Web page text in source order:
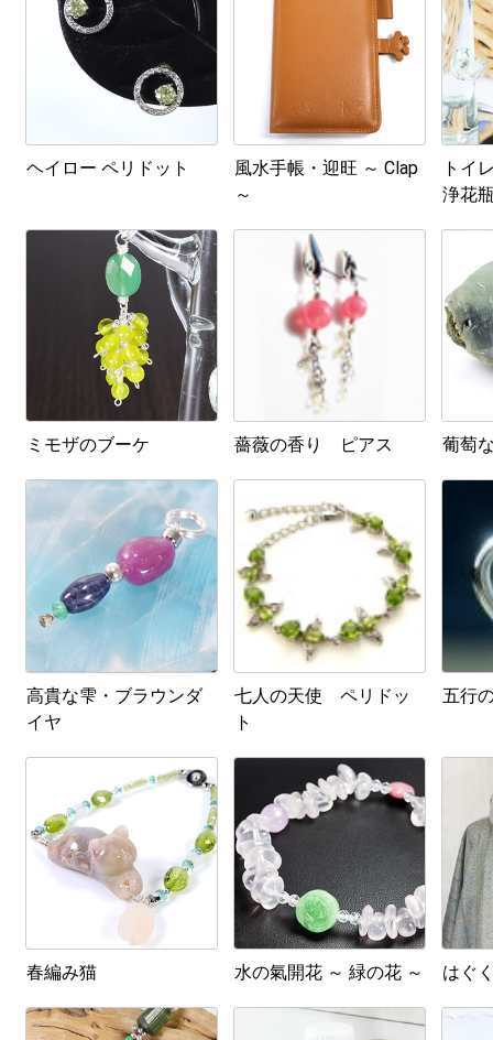
ヘイロー ペリドット
風水手帳・迎旺 ～ Clap
～
トイ
浄花
ミモザのブーケ 薔薇の香り ピアス 葡萄
高貴な雫・ブラウンダ
イヤ
七人の天使 ペリドッ
ト
五行
春編み猫 水の氣開花 ～ 緑の花 ～ はぐ